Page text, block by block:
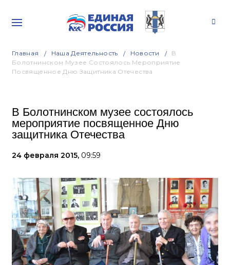
Главная Наша Деятельность Новости
В
Болотнинском Музее Состоялось Мероприятие
Посвященное Дню Защитника Отечества
В Болотнинском музее состоялось
мероприятие посвященное Дню
защитника Отечества
24 февраля 2015, 09:59